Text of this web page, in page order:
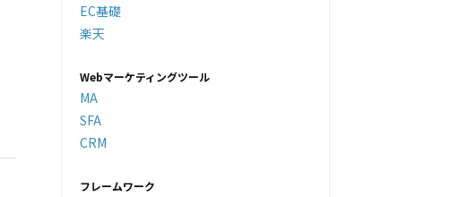
EC基礎
楽天
Webマーケティングツール
MA
SFA
CRM
フレームワーク